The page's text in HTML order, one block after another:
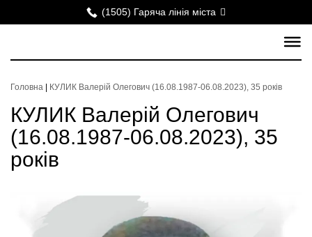
(1505) Гаряча лінія міста
Головна КУЛИК Валерій Олегович (16.08.1987-06.08.2023), 35 років
КУЛИК Валерій Олегович
(16.08.1987-06.08.2023), 35
років